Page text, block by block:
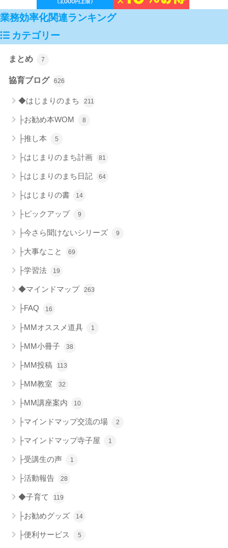
業務効率化関連ランキング
カテゴリー
まとめ 7
協育ブログ 626
◆はじまりのまち 211
├お勧め本WOM 8
├推し本 5
├はじまりのまち計画 81
├はじまりのまち日記 64
├はじまりの書 14
├ピックアップ 9
├今さら聞けないシリーズ 9
├大事なこと 69
├学習法 19
◆マインドマップ 263
├FAQ 16
├MMオススメ道具 1
├MM小冊子 38
├MM投稿 113
├MM教室 32
├MM講座案内 10
├マインドマップ交流の場 2
├マインドマップ寺子屋 1
├受講生の声 1
├活動報告 28
◆子育て 119
├お勧めグッズ 14
├便利サービス 5